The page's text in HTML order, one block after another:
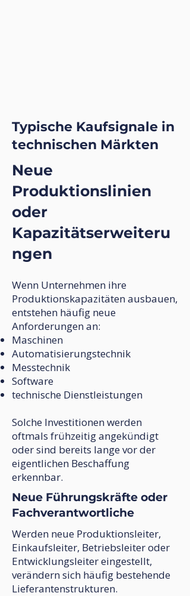
Typische Kaufsignale in
technischen Märkten
Neue
Produktionslinien
oder
Kapazitätserweiteru
ngen
​Wenn Unternehmen ihre
Produktionskapazitäten ausbauen,
entstehen häufig neue
Anforderungen an:
Maschinen
Automatisierungstechnik
Messtechnik
Software
technische Dienstleistungen
Solche Investitionen werden
oftmals frühzeitig angekündigt
oder sind bereits lange vor der
eigentlichen Beschaffung
erkennbar.
Neue Führungskräfte oder
Fachverantwortliche
Werden neue Produktionsleiter,
Einkaufsleiter, Betriebsleiter oder
Entwicklungsleiter eingestellt,
verändern sich häufig bestehende
Lieferantenstrukturen.